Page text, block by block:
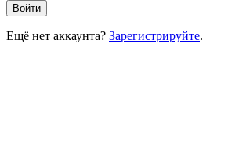
Войти
Ещё нет аккаунта? Зарегистрируйте.